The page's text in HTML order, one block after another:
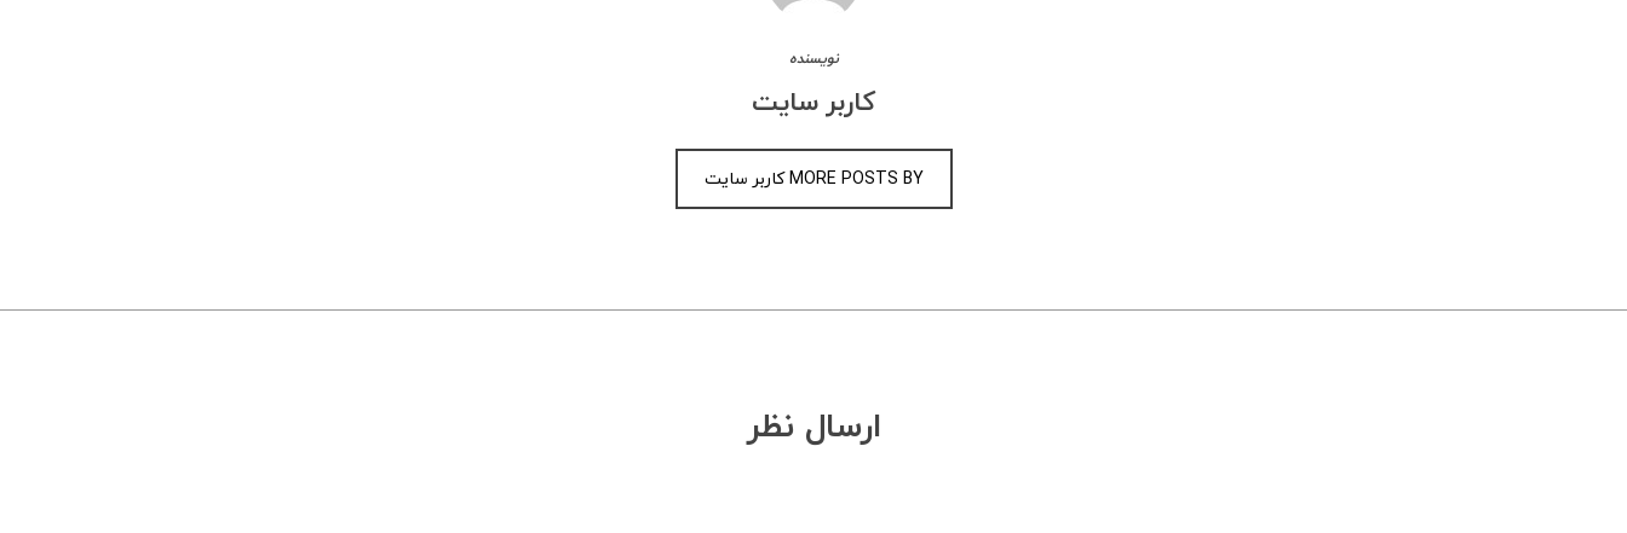
نویسنده
کاربر سایت
MORE POSTS BY کاربر سایت
ارسال نظر